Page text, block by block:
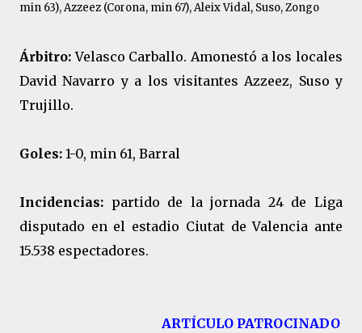
min 63), Azzeez (Corona, min 67), Aleix Vidal, Suso, Zongo
Árbitro:Velasco Carballo. Amonestó a los locales
David Navarro y a los visitantes Azzeez, Suso y
Trujillo.
Goles: 1-0, min 61, Barral
Incidencias: partido de la jornada 24 de Liga
disputado en el estadio Ciutat de Valencia ante
15.538 espectadores.
ARTÍCULO PATROCINADO